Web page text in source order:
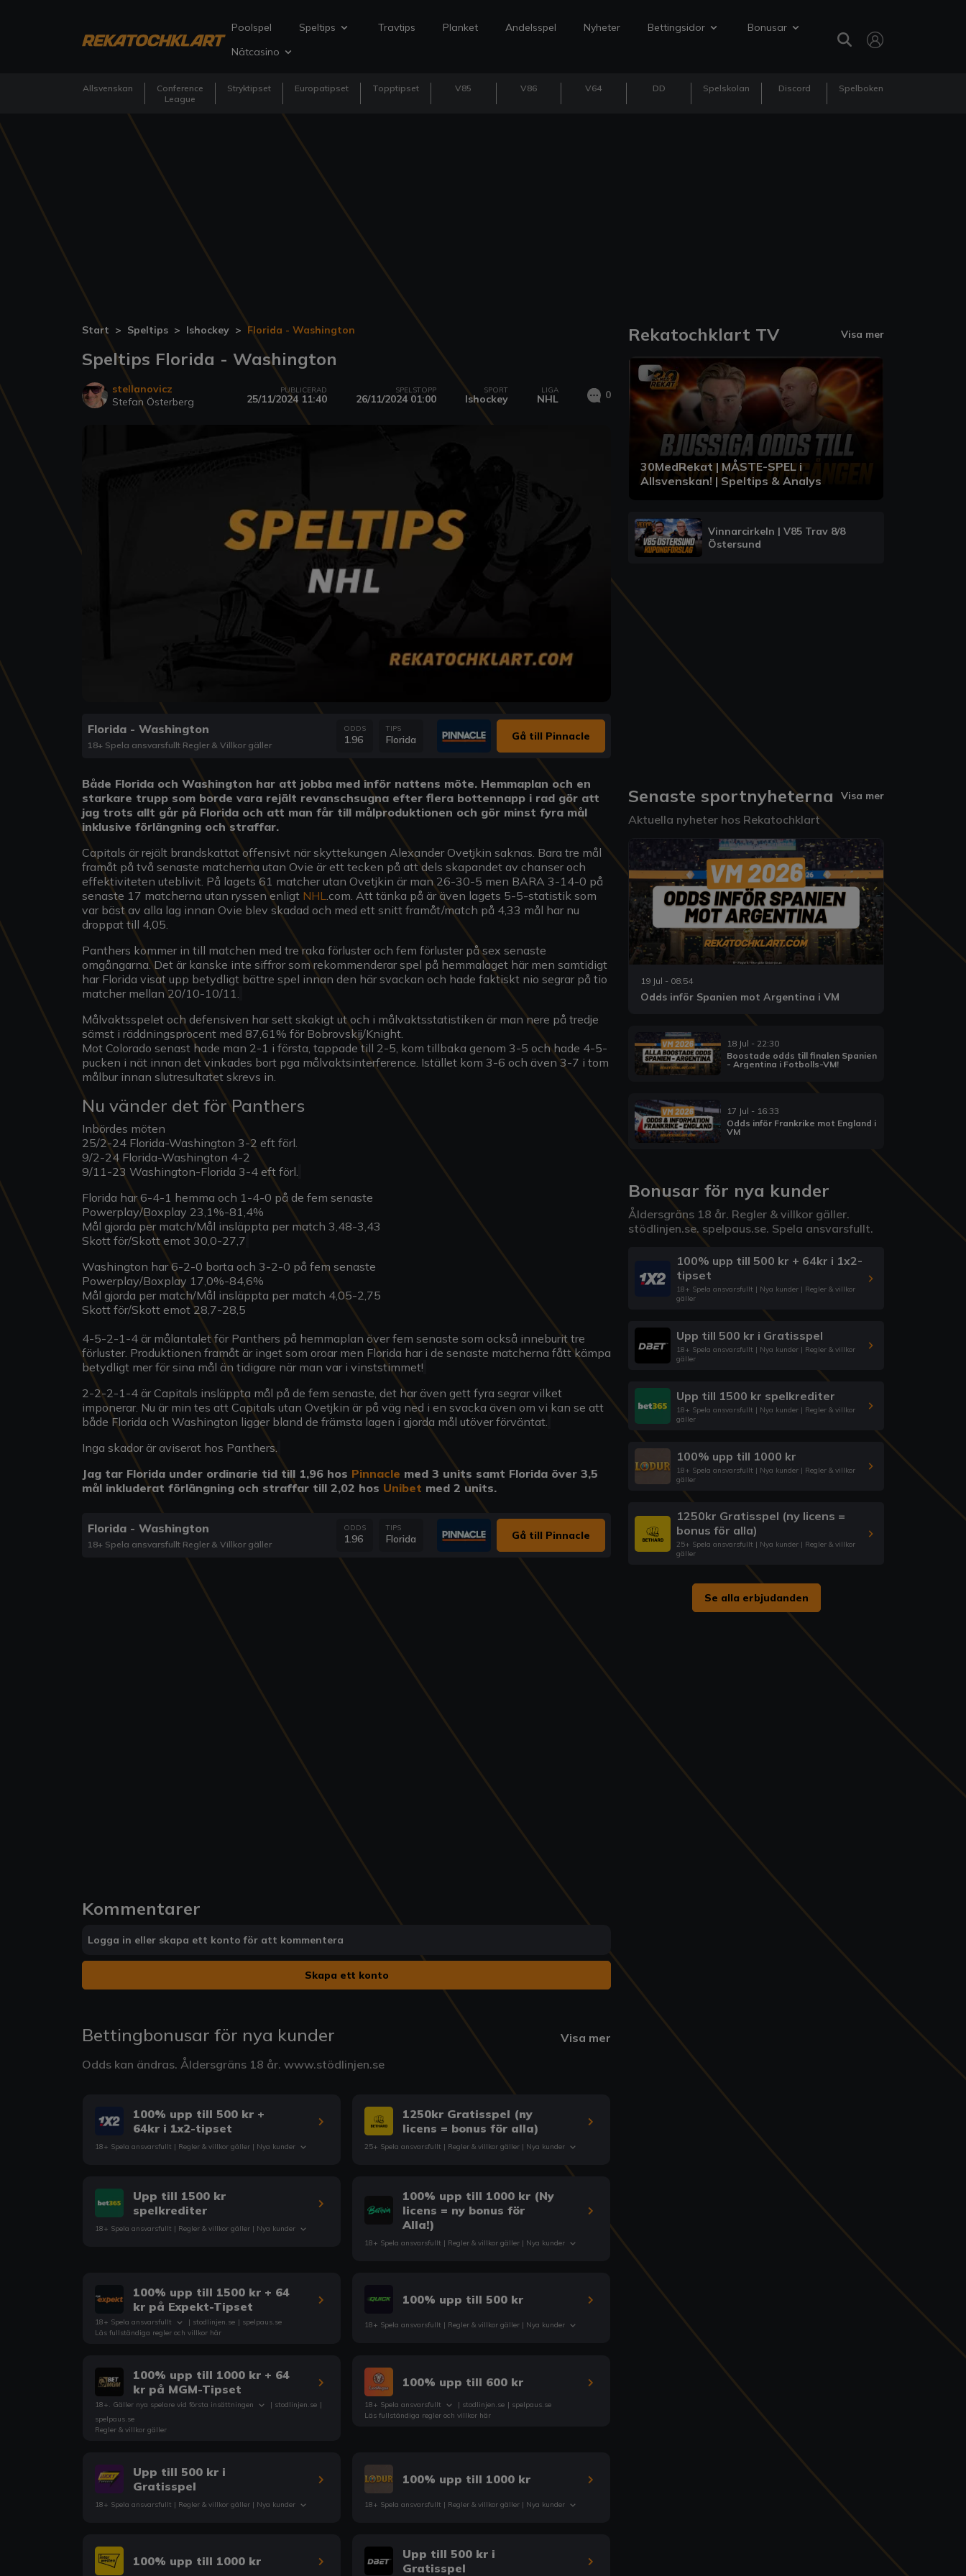
Poolspel Speltips Travtips Planket Andelsspel Nyheter Bettingsidor
Bonusar
Nätcasino
Allsvenskan
Conference
League
Stryktipset Europatipset Topptipset V85 V86 V64 DD Spelskolan Discord Spelboken
Start Speltips Ishockey Florida - Washington
Speltips Florida - Washington
stellanovicz
Stefan Österberg
PUBLICERAD
25/11/2024 11:40
SPELSTOPP
26/11/2024 01:00
SPORT
Ishockey
LIGA
NHL 0
Florida - Washington
18+ Spela ansvarsfullt Regler & Villkor gäller
ODDS
1.96
TIPS
Florida Gå till Pinnacle
Både Florida och Washington har att jobba med inför nattens möte. Hemmaplan och en
starkare trupp som borde vara rejält revanschsugna efter flera bottennapp i rad gör att
jag trots allt går på Florida och att man får till målproduktionen och gör minst fyra mål
inklusive förlängning och straffar.
Capitals är rejält brandskattat offensivt när skyttekungen Alexander Ovetjkin saknas. Bara tre mål
framåt på två senaste matcherna utan Ovie är ett tecken på att dels skapandet av chanser och
effektiviteten uteblivit. På lagets 61 matcher utan Ovetjkin är man 26-30-5 men BARA 3-14-0 på
senaste 17 matcherna utan ryssen enligt NHL.com. Att tänka på är även lagets 5-5-statistik som
var bäst av alla lag innan Ovie blev skadad och med ett snitt framåt/match på 4,33 mål har nu
droppat till 4,05.
Panthers kommer in till matchen med tre raka förluster och fem förluster på sex senaste
omgångarna. Det är kanske inte siffror som rekommenderar spel på hemmalaget här men samtidigt
har Florida visat upp betydligt bättre spel innan den här svackan och hade faktiskt nio segrar på tio
matcher mellan 20/10-10/11.
Målvaktsspelet och defensiven har sett skakigt ut och i målvaktsstatistiken är man nere på tredje
sämst i räddningsprocent med 87,61% för Bobrovskij/Knight.
Mot Colorado senast hade man 2-1 i första, tappade till 2-5, kom tillbaka genom 3-5 och hade 4-5-
pucken i nät innan det vinkades bort pga målvaktsinterference. Istället kom 3-6 och även 3-7 i tom
målbur innan slutresultatet skrevs in.
Nu vänder det för Panthers
Inbördes möten
25/2-24 Florida-Washington 3-2 eft förl.
9/2-24 Florida-Washington 4-2
9/11-23 Washington-Florida 3-4 eft förl.
Florida har 6-4-1 hemma och 1-4-0 på de fem senaste
Powerplay/Boxplay 23,1%-81,4%
Mål gjorda per match/Mål insläppta per match 3,48-3,43
Skott för/Skott emot 30,0-27,7
Washington har 6-2-0 borta och 3-2-0 på fem senaste
Powerplay/Boxplay 17,0%-84,6%
Mål gjorda per match/Mål insläppta per match 4,05-2,75
Skott för/Skott emot 28,7-28,5
4-5-2-1-4 är målantalet för Panthers på hemmaplan över fem senaste som också inneburit tre
förluster. Produktionen framåt är inget som oroar men Florida har i de senaste matcherna fått kämpa
betydligt mer för sina mål än tidigare när man var i vinststimmet!
2-2-2-1-4 är Capitals insläppta mål på de fem senaste, det har även gett fyra segrar vilket
imponerar. Nu är min tes att Capitals utan Ovetjkin är på väg ned i en svacka även om vi kan se att
både Florida och Washington ligger bland de främsta lagen i gjorda mål utöver förväntat.
Inga skador är aviserat hos Panthers.
Jag tar Florida under ordinarie tid till 1,96 hos Pinnacle med 3 units samt Florida över 3,5
mål inkluderat förlängning och straffar till 2,02 hos Unibet med 2 units.
Florida - Washington
18+ Spela ansvarsfullt Regler & Villkor gäller
ODDS
1.96
TIPS
Florida Gå till Pinnacle
Kommentarer
Logga in eller skapa ett konto för att kommentera
Skapa ett konto
Bettingbonusar för nya kunder
Visa mer
Odds kan ändras. Åldersgräns 18 år. www.stödlinjen.se
100% upp till 500 kr +
64kr i 1x2-tipset
18+ Spela ansvarsfullt | Regler & villkor gäller | Nya kunder
1250kr Gratisspel (ny
licens = bonus för alla)
25+ Spela ansvarsfullt | Regler & villkor gäller | Nya kunder
Upp till 1500 kr
spelkrediter
18+ Spela ansvarsfullt | Regler & villkor gäller | Nya kunder
100% upp till 1000 kr (Ny
licens = ny bonus för
Alla!)
18+ Spela ansvarsfullt | Regler & villkor gäller | Nya kunder
100% upp till 1500 kr + 64
kr på Expekt-Tipset
18+ Spela ansvarsfullt | stodlinjen.se | spelpaus.se
Läs fullständiga regler och villkor här
100% upp till 500 kr
18+ Spela ansvarsfullt | Regler & villkor gäller | Nya kunder
100% upp till 1000 kr + 64
kr på MGM-Tipset
18+. Gäller nya spelare vid första insättningen | stodlinjen.se |
spelpaus.se
Regler & villkor gäller
100% upp till 600 kr
18+ Spela ansvarsfullt | stodlinjen.se | spelpaus.se
Läs fullständiga regler och villkor här
Upp till 500 kr i
Gratisspel
18+ Spela ansvarsfullt | Regler & villkor gäller | Nya kunder
100% upp till 1000 kr
18+ Spela ansvarsfullt | Regler & villkor gäller | Nya kunder
100% upp till 1000 kr
Upp till 500 kr i
Gratisspel
Rekatochklart TV Visa mer
30MedRekat | MÅSTE-SPEL i
Allsvenskan! | Speltips & Analys
Vinnarcirkeln | V85 Trav 8/8
Östersund
Senaste sportnyheterna Visa mer
Aktuella nyheter hos Rekatochklart
19 Jul - 08:54
Odds inför Spanien mot Argentina i VM
18 Jul - 22:30
Boostade odds till finalen Spanien
- Argentina i Fotbolls-VM!
17 Jul - 16:33
Odds inför Frankrike mot England i
VM
Bonusar för nya kunder
Åldersgräns 18 år. Regler & villkor gäller.
stödlinjen.se. spelpaus.se. Spela ansvarsfullt.
100% upp till 500 kr + 64kr i 1x2-
tipset
18+ Spela ansvarsfullt | Nya kunder | Regler & villkor
gäller
Upp till 500 kr i Gratisspel
18+ Spela ansvarsfullt | Nya kunder | Regler & villkor
gäller
Upp till 1500 kr spelkrediter
18+ Spela ansvarsfullt | Nya kunder | Regler & villkor
gäller
100% upp till 1000 kr
18+ Spela ansvarsfullt | Nya kunder | Regler & villkor
gäller
1250kr Gratisspel (ny licens =
bonus för alla)
25+ Spela ansvarsfullt | Nya kunder | Regler & villkor
gäller
Se alla erbjudanden